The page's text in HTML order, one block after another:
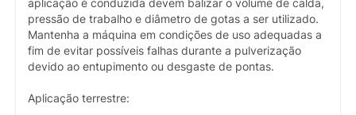
aplicação é conduzida devem balizar o volume de calda,
pressão de trabalho e diâmetro de gotas a ser utilizado.
Mantenha a máquina em condições de uso adequadas a
fim de evitar possíveis falhas durante a pulverização
devido ao entupimento ou desgaste de pontas.
Aplicação terrestre: